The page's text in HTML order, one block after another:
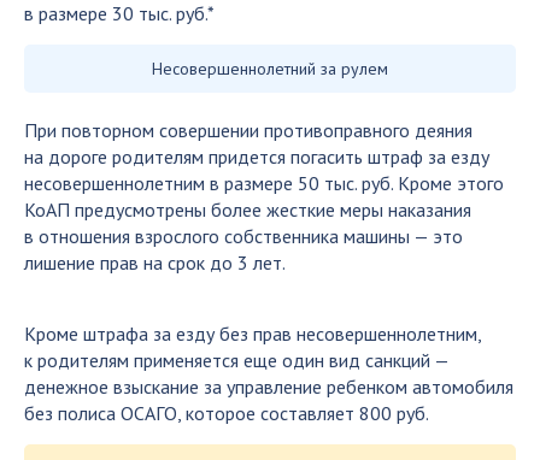
в размере 30 тыс. руб.*
Несовершеннолетний за рулем
При повторном совершении противоправного деяния
на дороге родителям придется погасить штраф за езду
несовершеннолетним в размере 50 тыс. руб. Кроме этого
КоАП предусмотрены более жесткие меры наказания
в отношения взрослого собственника машины — это
лишение прав на срок до 3 лет.
Кроме штрафа за езду без прав несовершеннолетним,
к родителям применяется еще один вид санкций —
денежное взыскание за управление ребенком автомобиля
без полиса ОСАГО, которое составляет 800 руб.